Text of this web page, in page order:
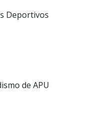
Deportivos
de APU